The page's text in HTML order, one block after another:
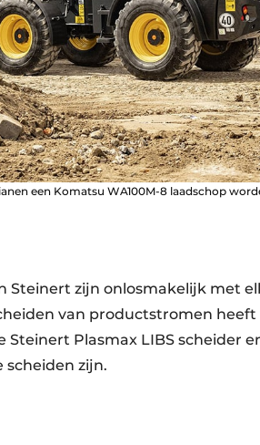
een Komatsu WA100M-8 laadschop
Steinert zijn onlosmakelijk met
van productstromen heeft
Plasmax LIBS scheider
zijn.